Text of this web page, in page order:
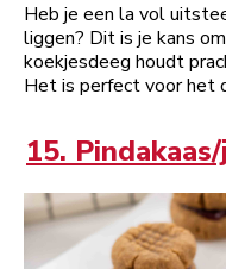
Heb je een la vol
liggen? Dit is je kans
koekjesdeeg houdt
Het is perfect voor het
15.